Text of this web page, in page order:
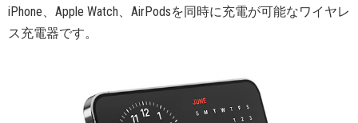
iPhone、Apple Watch、AirPodsを同時に充電が可能なワイヤレ
ス充電器です。